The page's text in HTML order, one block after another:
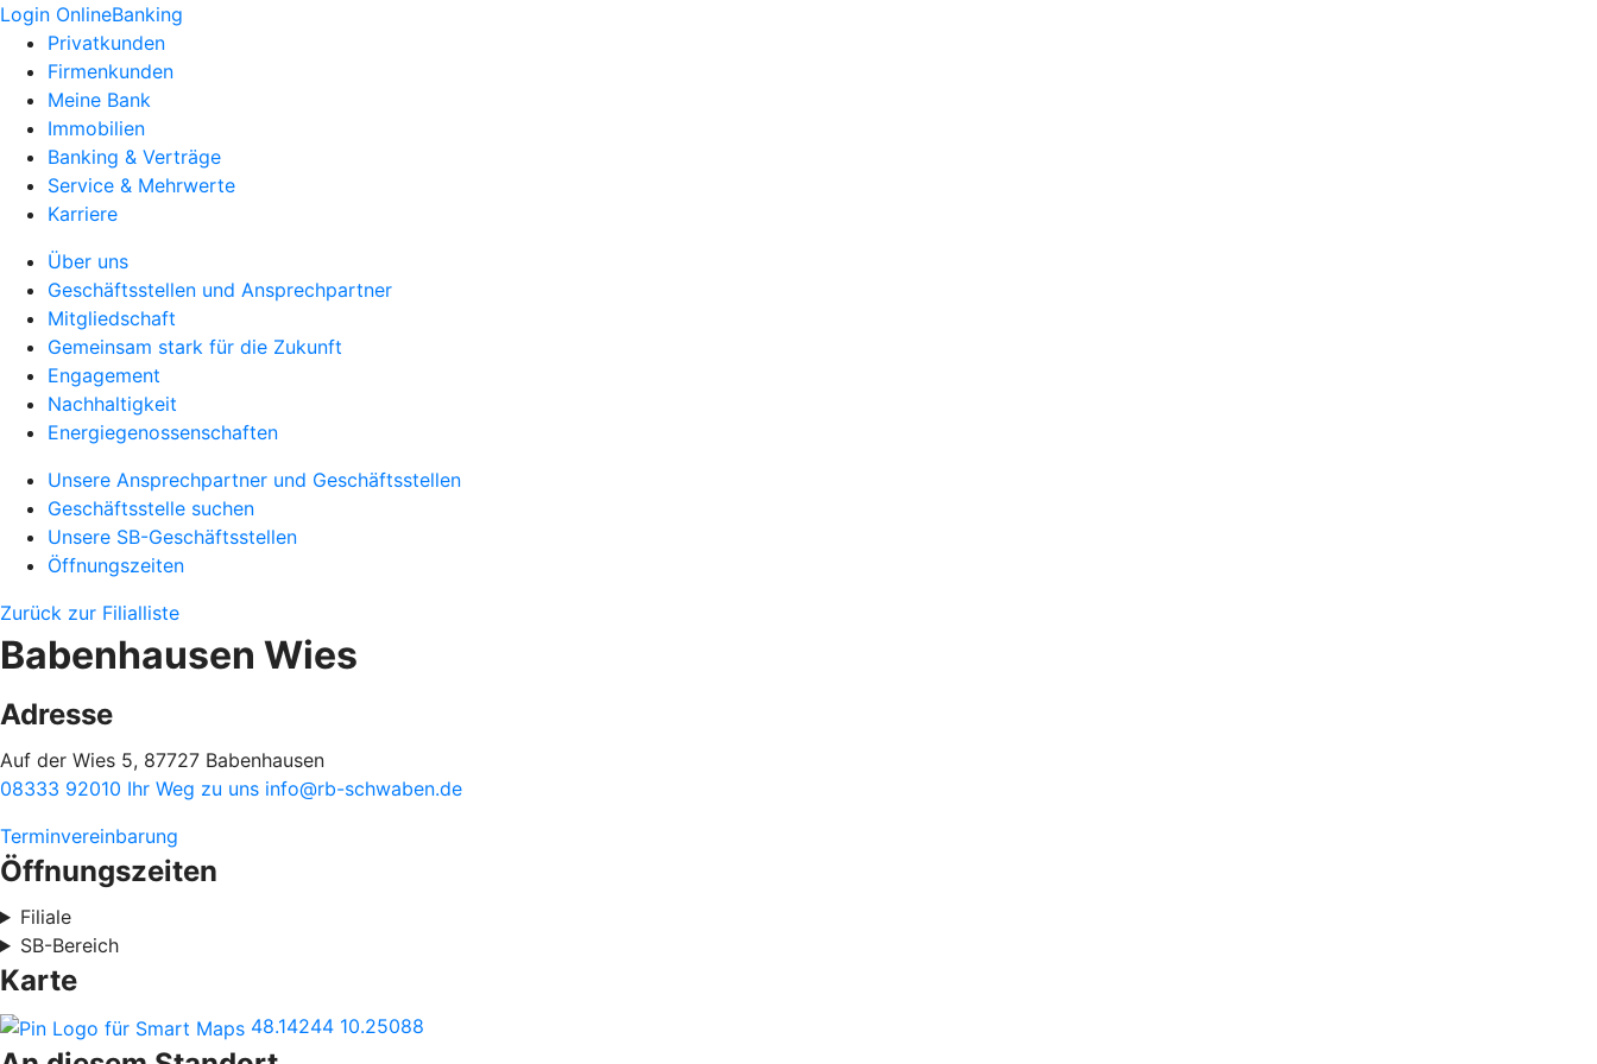
Login OnlineBanking
Privatkunden
Firmenkunden
Meine Bank
Immobilien
Banking & Verträge
Service & Mehrwerte
Karriere
Über uns
Geschäftsstellen und Ansprechpartner
Mitgliedschaft
Gemeinsam stark für die Zukunft
Engagement
Nachhaltigkeit
Energiegenossenschaften
Unsere Ansprechpartner und Geschäftsstellen
Geschäftsstelle suchen
Unsere SB-Geschäftsstellen
Öffnungszeiten
Zurück zur Filialliste
Babenhausen Wies
Adresse
Auf der Wies 5, 87727 Babenhausen
08333 92010 Ihr Weg zu uns info@rb-schwaben.de
Terminvereinbarung
Öffnungszeiten
Filiale
SB-Bereich
Karte
48.14244 10.25088